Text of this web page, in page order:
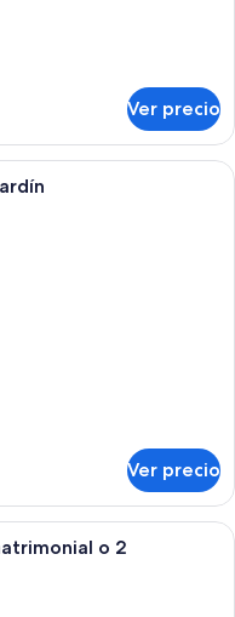
Ver precio
de hotel con cama,
Ver precio
habitación de hotel con cama,
o 2